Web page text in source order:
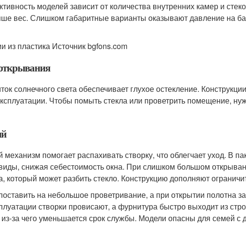
моделей зависит от количества внутренних камер и
вес. Слишком габаритные варианты оказывают давление на
из пластика Источник bgfons.com
солнечного света обеспечивает глухое остекление.
Чтобы помыть стекла или проветрить помещение,
помогает распахивать створку, что облегчает уход. В
снижая себестоимость окна. При слишком большом
который может разбить стекло. Конструкцию дополняют
на небольшое проветривание, а при открытии полотна
створки провисают, а фурнитура быстро выходит из
из-за чего уменьшается срок службы. Модели опасны для семей